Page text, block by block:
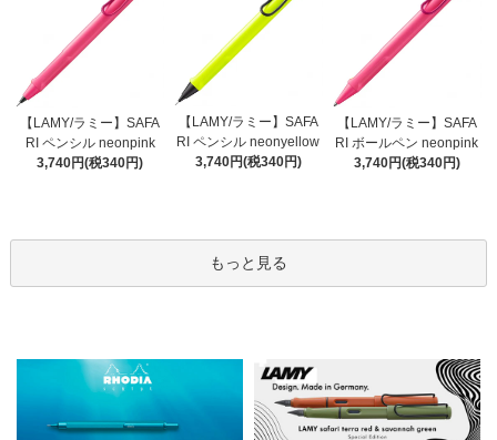
【LAMY/ラミー】SAFA
RI ペンシル neonpink
3,740円(税340円)
【LAMY/ラミー】SAFA
RI ペンシル neonyellow
3,740円(税340円)
【LAMY/ラミー】SAFA
RI ボールペン neonpink
3,740円(税340円)
もっと見る